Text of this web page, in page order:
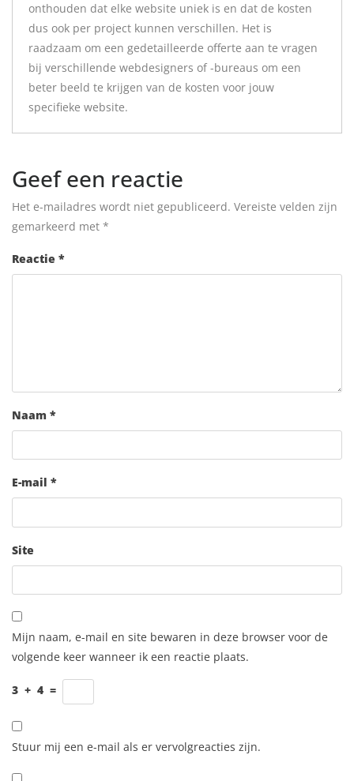
onthouden dat elke website uniek is en dat de kosten
dus ook per project kunnen verschillen. Het is
raadzaam om een gedetailleerde offerte aan te vragen
bij verschillende webdesigners of -bureaus om een
beter beeld te krijgen van de kosten voor jouw
specifieke website.
Geef een reactie
Het e-mailadres wordt niet gepubliceerd. Vereiste velden zijn
gemarkeerd met *
Reactie *
Naam *
E-mail *
Site
Mijn naam, e-mail en site bewaren in deze browser voor de
volgende keer wanneer ik een reactie plaats.
3 + 4 =
Stuur mij een e-mail als er vervolgreacties zijn.